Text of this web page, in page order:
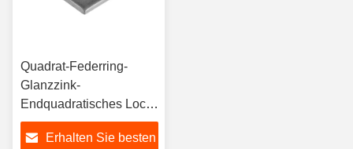
Quadrat-Federring-
Glanzzink-
Endquadratisches Loch-
Waschmaschine SS304
SS316Erhalten Sie besten